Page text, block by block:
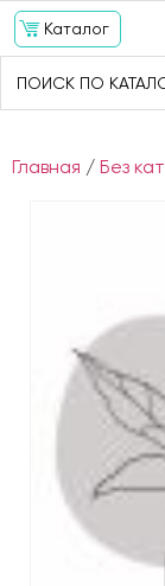
Каталог
Главная / Без